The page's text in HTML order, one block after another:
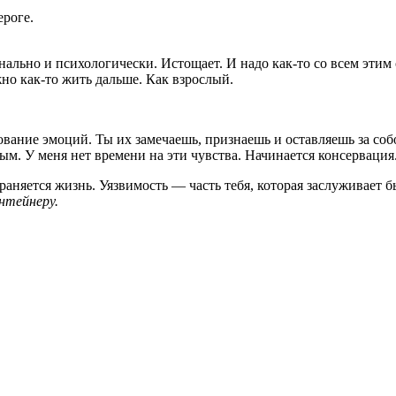
и психологически. Истощает. И надо как-то со всем этим
как-то жить дальше. Как взрослый.
эмоций. Ты их замечаешь, признаешь и оставляешь за
У меня нет времени на эти чувства. Начинается
жизнь. Уязвимость — часть тебя, которая заслуживает